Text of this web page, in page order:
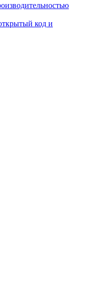
код и